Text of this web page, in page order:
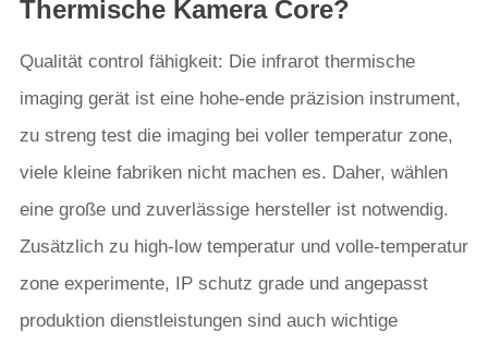
Thermische Kamera Core?
Qualität control fähigkeit: Die infrarot thermische
imaging gerät ist eine hohe-ende präzision instrument,
zu streng test die imaging bei voller temperatur zone,
viele kleine fabriken nicht machen es. Daher, wählen
eine große und zuverlässige hersteller ist notwendig.
Zusätzlich zu high-low temperatur und volle-temperatur
zone experimente, IP schutz grade und angepasst
produktion dienstleistungen sind auch wichtige